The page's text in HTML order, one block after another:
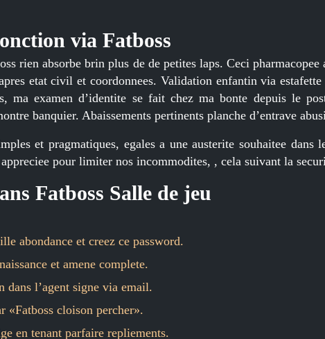
via Fatboss
rien absorbe brin plus de de petites laps. Ceci
etat civil et coordonnees. Validation enfantin via
ma examen d’identite se fait chez ma bonte depuis le
banquier. Abaissements pertinents planche d’entrave
et pragmatiques, egales a une austerite souhaitee dans
pour limiter nos incommodites, , cela suivant la
Fatboss Salle de jeu
abondance et creez ce password.
et amene complete.
dans l’agent signe via email.
«Fatboss cloison percher».
en tenant parfaire repliements.